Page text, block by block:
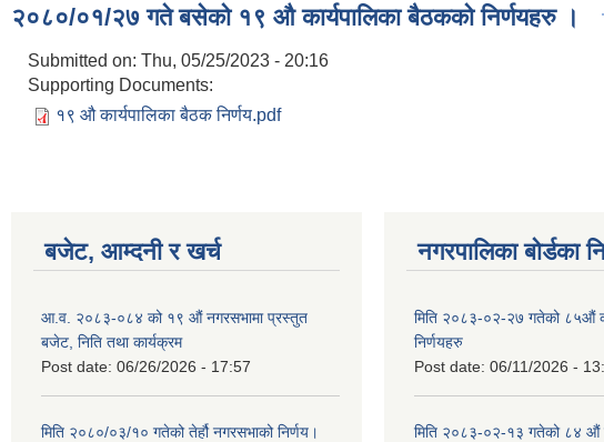
२०८०/०१/२७ गते बसेको १९ ‌औ कार्यपालिका बैठकको निर्णयहरु ।
Submitted on: Thu, 05/25/2023 - 20:16
Supporting Documents:
१९ औ कार्यपालिका बैठक निर्णय.pdf
बजेट, आम्दनी र खर्च
आ.व. २०८३-०८४ को १९ औं नगरसभामा प्रस्तुत
बजेट, निति तथा कार्यक्रम
Post date: 06/26/2026 - 17:57
मिति २०८०/०३/१० गतेको तेर्हौ नगरसभाको निर्णय।
नगरपालिका बोर्डका
मिति २०८३-०२-२७ गतेको ८५औं
निर्णयहरु
Post date: 06/11/2026 -
मिति २०८३-०२-१३ गतेको ८४ औं